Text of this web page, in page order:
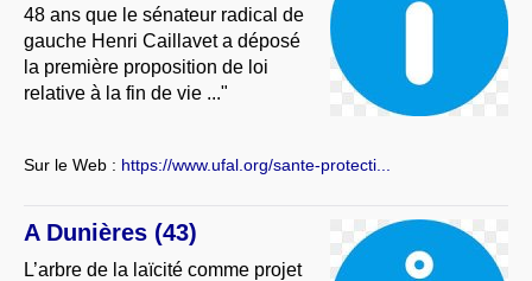
48 ans que le sénateur radical de
gauche Henri Caillavet a déposé
la première proposition de loi
relative à la fin de vie ..."
Sur le Web : https://www.ufal.org/sante-protecti...
A Dunières (43)
L’arbre de la laïcité comme projet